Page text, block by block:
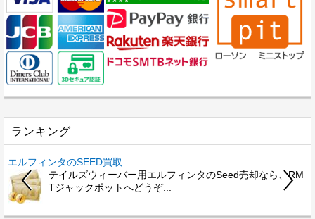
ランキング
エルフィンタのSEED買取
テイルズウィーバー用エルフィンタのSeed売却なら、RM
Tジャックポットへどうぞ...